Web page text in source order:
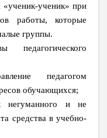
ученик» при
работы, которые
группы.
педагогом
обучающихся;
негуманного и не
средства в учебно-